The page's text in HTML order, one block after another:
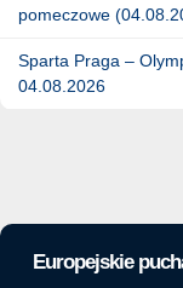
pomeczowe
Sparta Praga –
04.08.2026
Europejskie